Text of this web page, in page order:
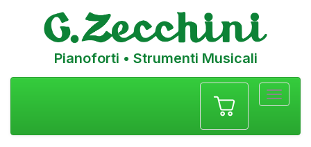
Pianoforti • Strumenti Musicali